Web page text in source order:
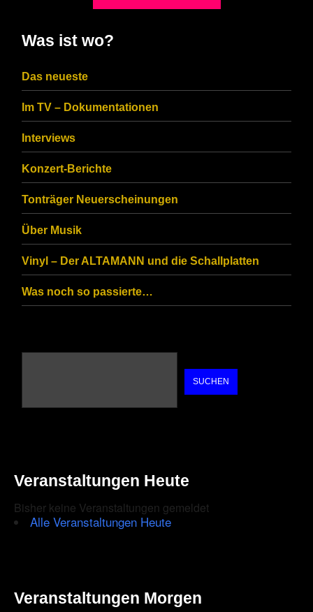
CAPTCHA
ensure
that
you
are
human.
Was ist wo?
Das neueste
Im TV – Dokumentationen
Interviews
Konzert-Berichte
Tonträger Neuerscheinungen
Über Musik
Vinyl – Der ALTAMANN und die Schallplatten
Was noch so passierte…
SUCHEN
Veranstaltungen Heute
Bisher keine Veranstaltungen gemeldet
Alle Veranstaltungen Heute
Veranstaltungen Morgen